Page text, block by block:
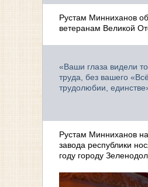
Рустам Минниханов
ветеранам Великой
«Ваши глаза видели
труда, без вашего
трудолюбии,
Рустам Минниханов
завода республики
году городу